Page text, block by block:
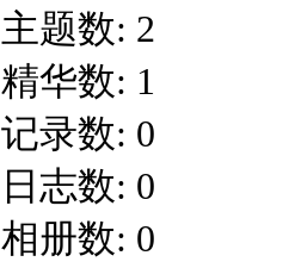
主题数: 2
精华数: 1
记录数: 0
日志数: 0
相册数: 0